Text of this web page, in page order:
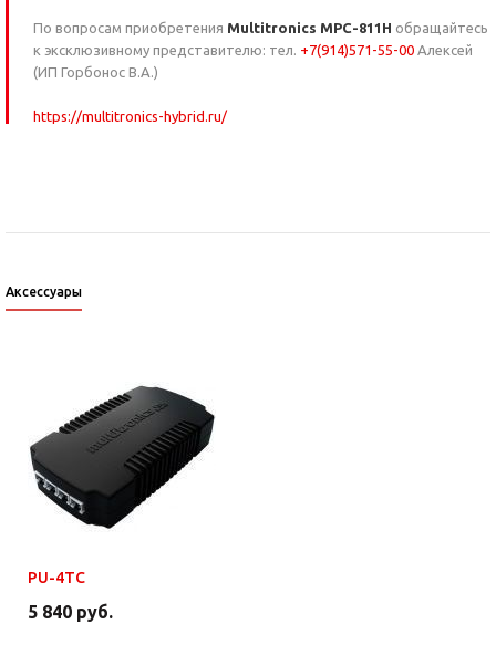
По вопросам приобретения Multitronics MPC-811H обращайтесь
к эксклюзивному представителю: тел. +7(914)571-55-00 Алексей
(ИП Горбонос В.А.)
https://multitronics-hybrid.ru/
Аксессуары
PU-4TC
5 840 руб.